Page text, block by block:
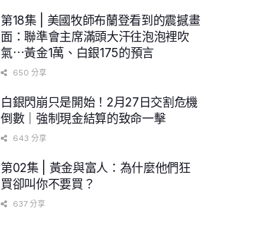
第18集 | 美國牧師布蘭登看到的震撼畫
面：聯準會主席滿頭大汗往泡泡裡吹
氣⋯黃金1萬、白銀175的預言
650 分享
白銀閃崩只是開始！2月27日交割危機
倒數｜強制現金結算的致命一擊
643 分享
第02集 | 黃金與富人：為什麼他們狂
買卻叫你不要買？
637 分享